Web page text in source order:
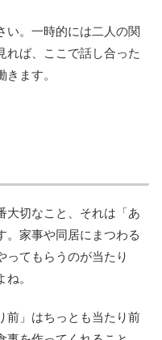
い。一時的には二人の関
れば、ここで話し合った
ます。
大切なこと、それは「あ
。家事や同居にまつわる
ってもらうのが当たり
。
前」はちっとも当たり前